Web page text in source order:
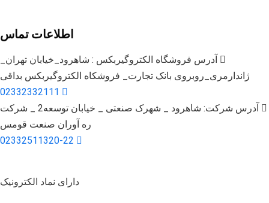
اطلاعات تماس
آدرس فروشگاه الکتروگیربکس : شاهرود_خیابان تهران_
ژاندارمری_روبروی بانک تجارت_ فروشکاه الکتروگیربکس بداقی
02332332111
آدرس شرکت: شاهرود _ شهرک صنعتی _ خیابان توسعه2 _ شرکت
ره آوران صنعت قومس
02332511320-22
دارای نماد الکترونیک